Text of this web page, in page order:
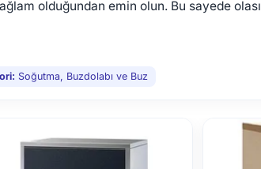
olduğundan emin olun. Bu sayede
Soğutma, Buzdolabı ve Buz